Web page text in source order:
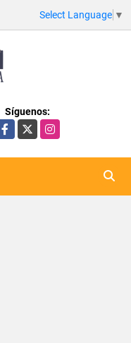
Select Language ▼
Síguenos:
Facebook
X Instagram